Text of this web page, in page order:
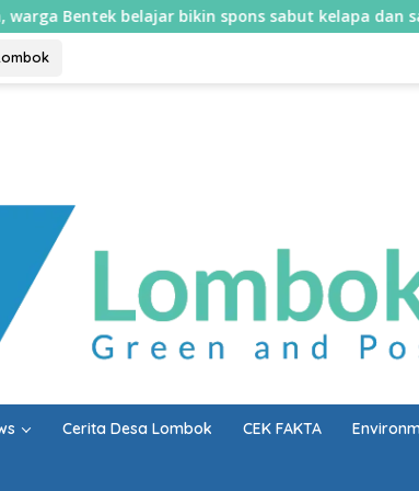
bikin spons sabut kelapa dan sabun cair
Cerita Desa Lombok CEK FAKTA